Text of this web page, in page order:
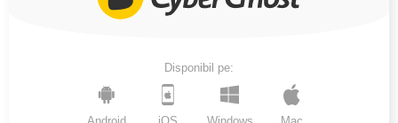
Disponibil pe: